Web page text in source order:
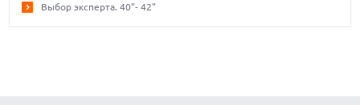
Выбор эксперта. 40"- 42"